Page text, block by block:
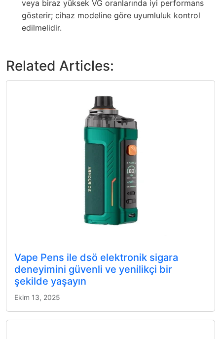
veya biraz yüksek VG oranlarında iyi performans
gösterir; cihaz modeline göre uyumluluk kontrol
edilmelidir.
Related Articles:
Vape Pens ile dsö elektronik sigara
deneyimini güvenli ve yenilikçi bir
şekilde yaşayın
Ekim 13, 2025